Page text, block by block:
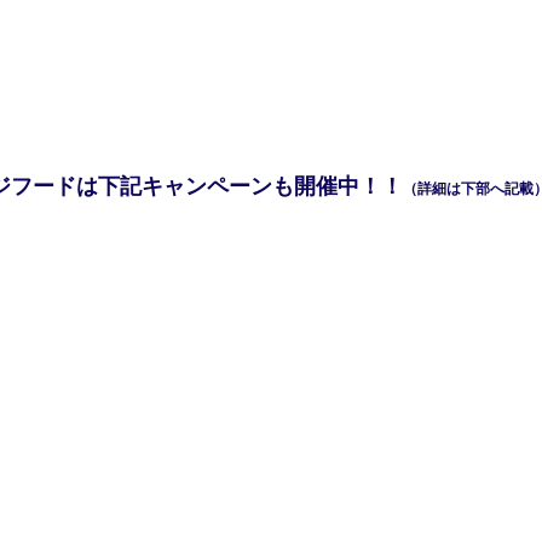
フードは下記キャンペーンも開催中！！ （詳細は下部へ記載